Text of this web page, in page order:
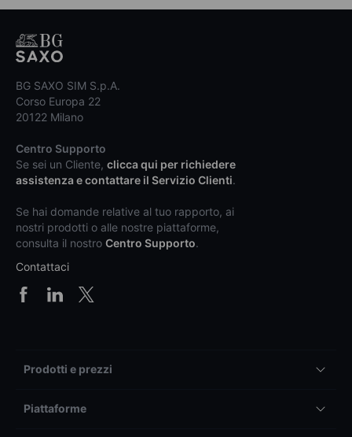
BG SAXO SIM S.p.A.
Corso Europa 22
20122 Milano
Centro Supporto
Se sei un Cliente, clicca qui per richiedere
assistenza e contattare il Servizio Clienti.
Se hai domande relative al tuo rapporto, ai
nostri prodotti o alle nostre piattaforme,
consulta il nostro Centro Supporto.
Contattaci
Prodotti e prezzi
Piattaforme